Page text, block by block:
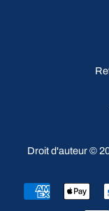
Droit d'auteur ©